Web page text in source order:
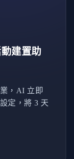
建置助
，AI 立即
定，將 3 天